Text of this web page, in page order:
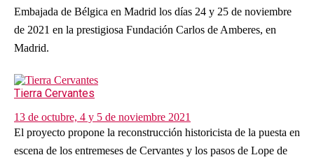
Embajada de Bélgica en Madrid los días 24 y 25 de noviembre
de 2021 en la prestigiosa Fundación Carlos de Amberes, en
Madrid.
Tierra Cervantes
13 de octubre, 4 y 5 de noviembre 2021
El proyecto propone la reconstrucción historicista de la puesta en
escena de los entremeses de Cervantes y los pasos de Lope de